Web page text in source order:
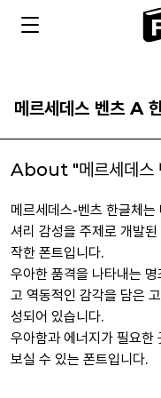
메르세데스 벤츠 A
About "메르세데스
메르세데스-벤츠 한글체
셔리 감성을 주제로 개발
작한 폰트입니다.
우아한 품격을 나타내는
고 역동적인 감각을 담은
성되어 있습니다.
우아함과 에너지가 필요한
보실 수 있는 폰트입니다.